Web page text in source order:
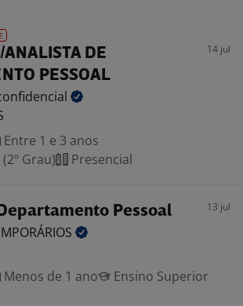
ANALISTA DE
PESSOAL
14 jul
Entre 1 e 3 anos
Grau)
Presencial
Pessoal 13 jul
Menos de 1 ano
Ensino Superior